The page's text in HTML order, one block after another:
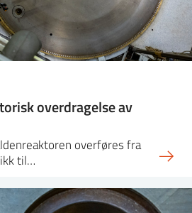
overdragelse av
overføres fra
til…